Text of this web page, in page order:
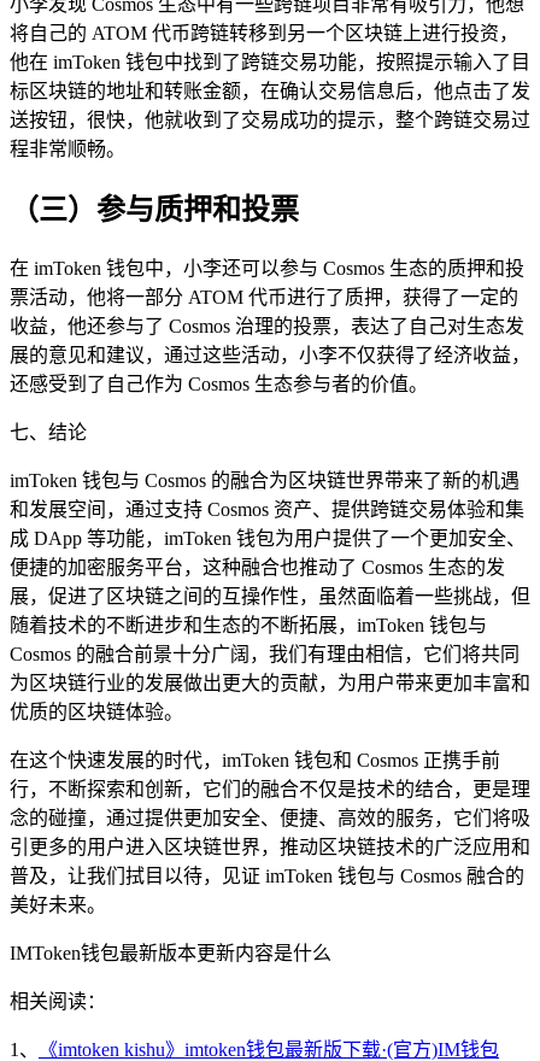
小李发现 Cosmos 生态中有一些跨链项目非常有吸引力，他想
将自己的 ATOM 代币跨链转移到另一个区块链上进行投资，
他在 imToken 钱包中找到了跨链交易功能，按照提示输入了目
标区块链的地址和转账金额，在确认交易信息后，他点击了发
送按钮，很快，他就收到了交易成功的提示，整个跨链交易过
程非常顺畅。
（三）参与质押和投票
在 imToken 钱包中，小李还可以参与 Cosmos 生态的质押和投
票活动，他将一部分 ATOM 代币进行了质押，获得了一定的
收益，他还参与了 Cosmos 治理的投票，表达了自己对生态发
展的意见和建议，通过这些活动，小李不仅获得了经济收益，
还感受到了自己作为 Cosmos 生态参与者的价值。
七、结论
imToken 钱包与 Cosmos 的融合为区块链世界带来了新的机遇
和发展空间，通过支持 Cosmos 资产、提供跨链交易体验和集
成 DApp 等功能，imToken 钱包为用户提供了一个更加安全、
便捷的加密服务平台，这种融合也推动了 Cosmos 生态的发
展，促进了区块链之间的互操作性，虽然面临着一些挑战，但
随着技术的不断进步和生态的不断拓展，imToken 钱包与
Cosmos 的融合前景十分广阔，我们有理由相信，它们将共同
为区块链行业的发展做出更大的贡献，为用户带来更加丰富和
优质的区块链体验。
在这个快速发展的时代，imToken 钱包和 Cosmos 正携手前
行，不断探索和创新，它们的融合不仅是技术的结合，更是理
念的碰撞，通过提供更加安全、便捷、高效的服务，它们将吸
引更多的用户进入区块链世界，推动区块链技术的广泛应用和
普及，让我们拭目以待，见证 imToken 钱包与 Cosmos 融合的
美好未来。
IMToken钱包最新版本更新内容是什么
相关阅读：
1、 《imtoken kishu》imtoken钱包最新版下载·(官方)IM钱包